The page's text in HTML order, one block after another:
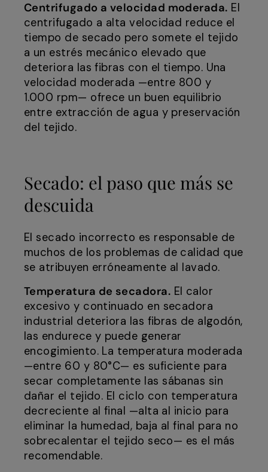
Centrifugado a velocidad moderada. El
centrifugado a alta velocidad reduce el
tiempo de secado pero somete el tejido
a un estrés mecánico elevado que
deteriora las fibras con el tiempo. Una
velocidad moderada —entre 800 y
1.000 rpm— ofrece un buen equilibrio
entre extracción de agua y preservación
del tejido.
Secado: el paso que más se
descuida
El secado incorrecto es responsable de
muchos de los problemas de calidad que
se atribuyen erróneamente al lavado.
Temperatura de secadora. El calor
excesivo y continuado en secadora
industrial deteriora las fibras de algodón,
las endurece y puede generar
encogimiento. La temperatura moderada
—entre 60 y 80°C— es suficiente para
secar completamente las sábanas sin
dañar el tejido. El ciclo con temperatura
decreciente al final —alta al inicio para
eliminar la humedad, baja al final para no
sobrecalentar el tejido seco— es el más
recomendable.